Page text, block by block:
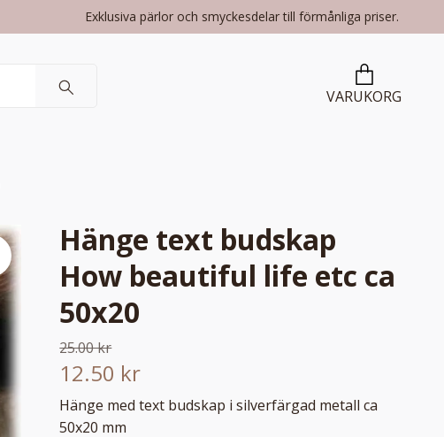
Exklusiva pärlor och smyckesdelar till förmånliga priser.
VARUKORG
Hänge text budskap
How beautiful life etc ca
50x20
25.00 kr
12.50 kr
Hänge med text budskap i silverfärgad metall ca
50x20 mm